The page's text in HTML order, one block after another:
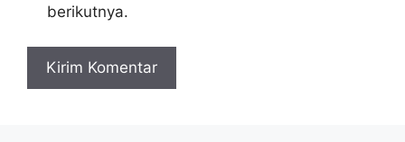
berikutnya.